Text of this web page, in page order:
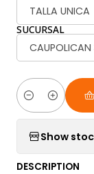
TALLA UNICA
SUCURSAL
Quantity
Show
DESCRIPTION